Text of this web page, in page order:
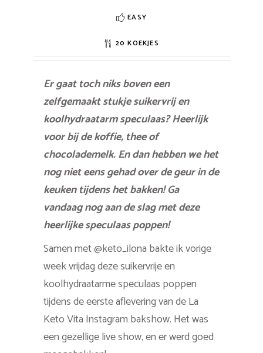
EASY
20 KOEKJES
Er gaat toch niks boven een
zelfgemaakt stukje suikervrij en
koolhydraatarm speculaas? Heerlijk
voor bij de koffie, thee of
chocolademelk. En dan hebben we het
nog niet eens gehad over de geur in de
keuken tijdens het bakken! Ga
vandaag nog aan de slag met deze
heerlijke speculaas poppen!
Samen met @keto_ilona bakte ik vorige
week vrijdag deze suikervrije en
koolhydraatarme speculaas poppen
tijdens de eerste aflevering van de La
Keto Vita Instagram bakshow. Het was
een gezellige live show, en er werd goed